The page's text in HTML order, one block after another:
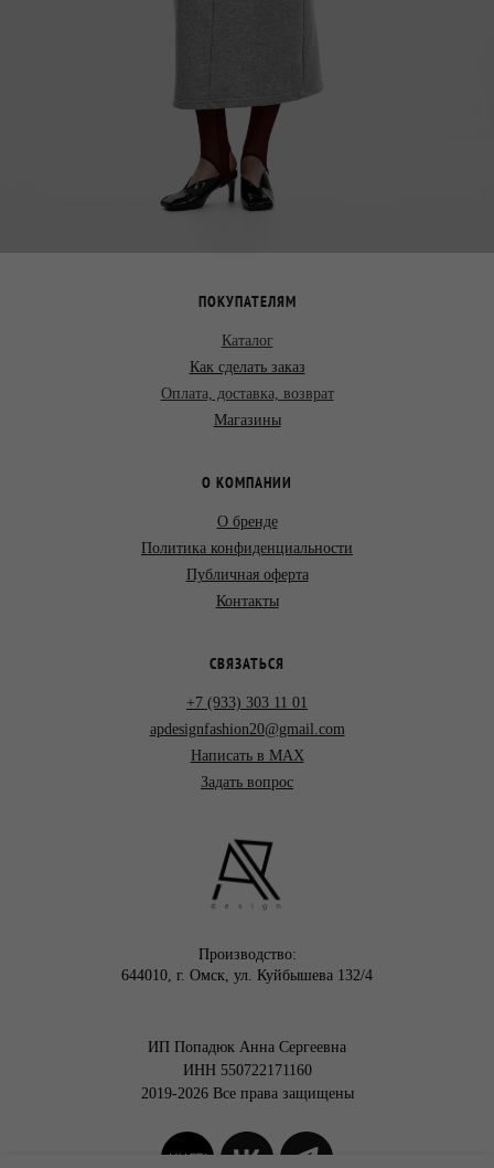
ПОКУПАТЕЛЯМ
Каталог
Как сделать заказ
Оплата, доставка, возврат
Магазины
О КОМПАНИИ
О бренде
Политика конфиденциальности
Публичная оферта
Контакты
СВЯЗАТЬСЯ
+7 (933) 303 11 01
apdesignfashion20@gmail.com
Написать в MAX
Задать вопрос
Производство:
644010, г. Омск, ул. Куйбышева 132/4
ИП Попадюк Анна Сергеевна
ИНН 550722171160
2019-2026 Все права защищены